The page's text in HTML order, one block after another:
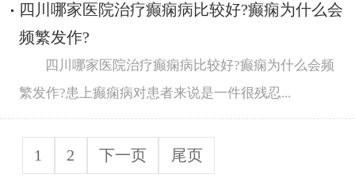
四川哪家医院治疗癫痫病比较好?癫痫为什么会
频繁发作?
四川哪家医院治疗癫痫病比较好?癫痫为什么会频
繁发作?患上癫痫病对患者来说是一件很残忍...
1 2 下一页 尾页